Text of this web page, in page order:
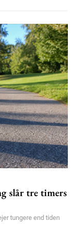
slår tre timers
tungere end tiden